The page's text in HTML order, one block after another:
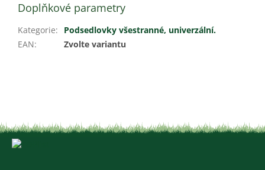
Doplňkové parametry
Kategorie:
Podsedlovky všestranné, univerzální.
EAN: Zvolte variantu